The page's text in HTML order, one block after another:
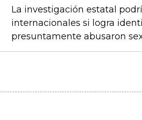
La investigación estatal
internacionales si logra
presuntamente abusaron